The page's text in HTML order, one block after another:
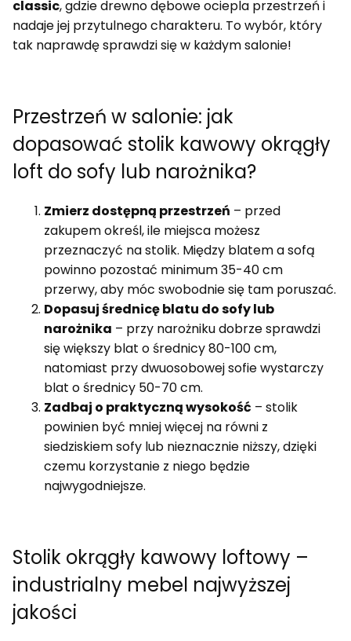
classic, gdzie drewno dębowe ociepla przestrzeń i
nadaje jej przytulnego charakteru. To wybór, który
tak naprawdę sprawdzi się w każdym salonie!
Przestrzeń w salonie: jak
dopasować stolik kawowy okrągły
loft do sofy lub narożnika?
Zmierz dostępną przestrzeń – przed
zakupem określ, ile miejsca możesz
przeznaczyć na stolik. Między blatem a sofą
powinno pozostać minimum 35-40 cm
przerwy, aby móc swobodnie się tam poruszać.
Dopasuj średnicę blatu do sofy lub
narożnika – przy narożniku dobrze sprawdzi
się większy blat o średnicy 80-100 cm,
natomiast przy dwuosobowej sofie wystarczy
blat o średnicy 50-70 cm.
Zadbaj o praktyczną wysokość – stolik
powinien być mniej więcej na równi z
siedziskiem sofy lub nieznacznie niższy, dzięki
czemu korzystanie z niego będzie
najwygodniejsze.
Stolik okrągły kawowy loftowy –
industrialny mebel najwyższej
jakości